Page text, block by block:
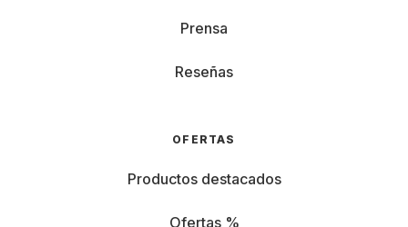
Prensa
Reseñas
OFERTAS
Productos destacados
Ofertas %